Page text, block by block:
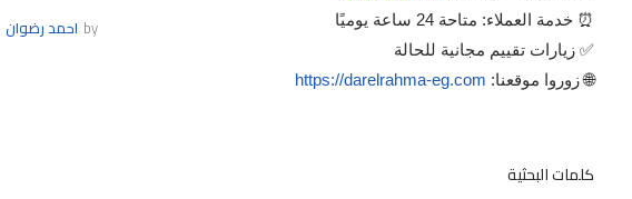
by احمد رضوان
⏰ خدمة العملاء: متاحة 24 ساعة يوميًا
✅ زيارات تقييم مجانية للحالة
🌐 زوروا موقعنا: https://darelrahma-eg.com
كلمات البحثية